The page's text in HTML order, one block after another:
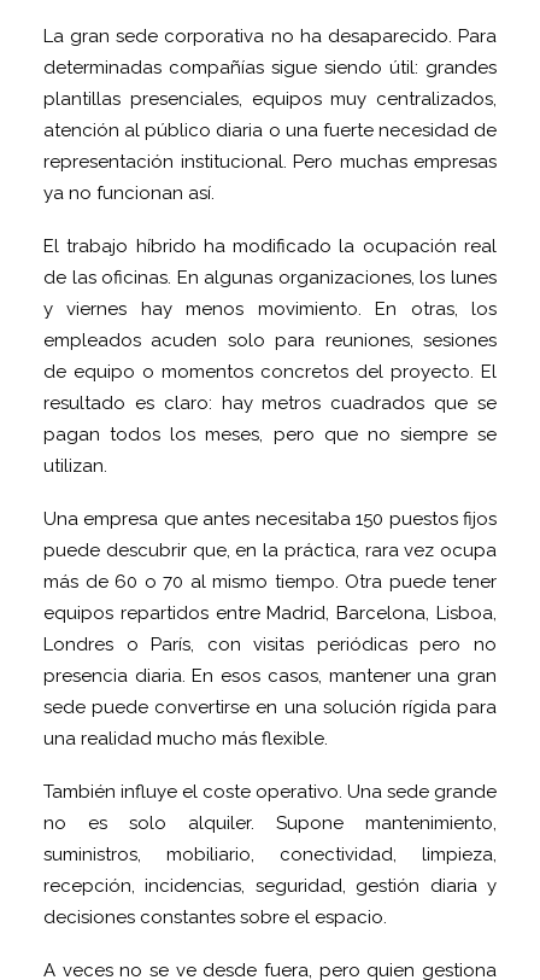
La gran sede corporativa no ha desaparecido. Para
determinadas compañías sigue siendo útil: grandes
plantillas presenciales, equipos muy centralizados,
atención al público diaria o una fuerte necesidad de
representación institucional. Pero muchas empresas
ya no funcionan así.
El trabajo híbrido ha modificado la ocupación real
de las oficinas. En algunas organizaciones, los lunes
y viernes hay menos movimiento. En otras, los
empleados acuden solo para reuniones, sesiones
de equipo o momentos concretos del proyecto. El
resultado es claro: hay metros cuadrados que se
pagan todos los meses, pero que no siempre se
utilizan.
Una empresa que antes necesitaba 150 puestos fijos
puede descubrir que, en la práctica, rara vez ocupa
más de 60 o 70 al mismo tiempo. Otra puede tener
equipos repartidos entre Madrid, Barcelona, Lisboa,
Londres o París, con visitas periódicas pero no
presencia diaria. En esos casos, mantener una gran
sede puede convertirse en una solución rígida para
una realidad mucho más flexible.
También influye el coste operativo. Una sede grande
no es solo alquiler. Supone mantenimiento,
suministros, mobiliario, conectividad, limpieza,
recepción, incidencias, seguridad, gestión diaria y
decisiones constantes sobre el espacio.
A veces no se ve desde fuera, pero quien gestiona